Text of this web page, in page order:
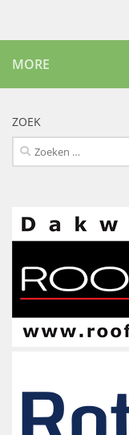
MORE
ZOEK
Zoeken
naar: